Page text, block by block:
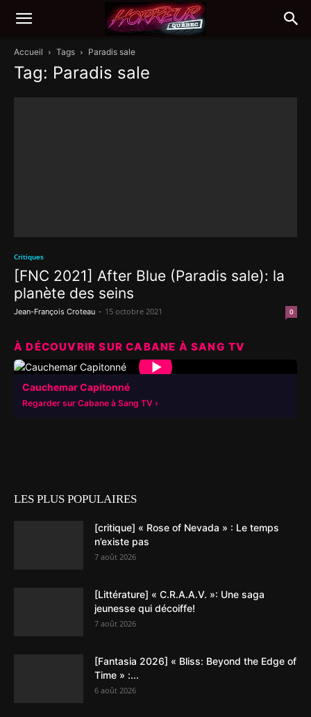
Accueil Tags Paradis sale
Tag: Paradis sale
Critiques
[FNC 2021] After Blue (Paradis sale): la
planète des seins
Jean-François Croteau - 15 octobre 2021 0
À DÉCOUVRIR SUR CABANE À SANG TV
▶
Cauchemar Capitonné
Regarder sur Cabane à Sang TV
LES PLUS POPULAIRES
[critique] « Rose of Nevada » : Le temps
n’existe pas
7 août 2026
[Littérature] « C.R.A.A.V. »: Une saga
jeunesse qui décoiffe!
7 août 2026
[Fantasia 2026] « Bliss: Beyond the Edge of
Time » :...
6 août 2026